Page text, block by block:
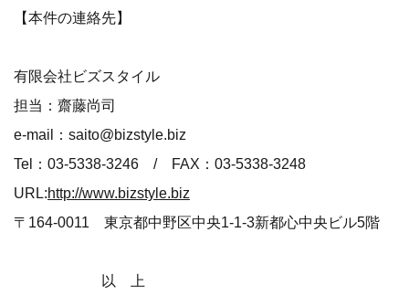
【本件の連絡先】
有限会社ビズスタイル
担当：齋藤尚司
e-mail：saito@bizstyle.biz
Tel：03-5338-3246 / FAX：03-5338-3248
URL:http://www.bizstyle.biz
〒164-0011 東京都中野区中央1-1-3新都心中央ビル5階
以 上